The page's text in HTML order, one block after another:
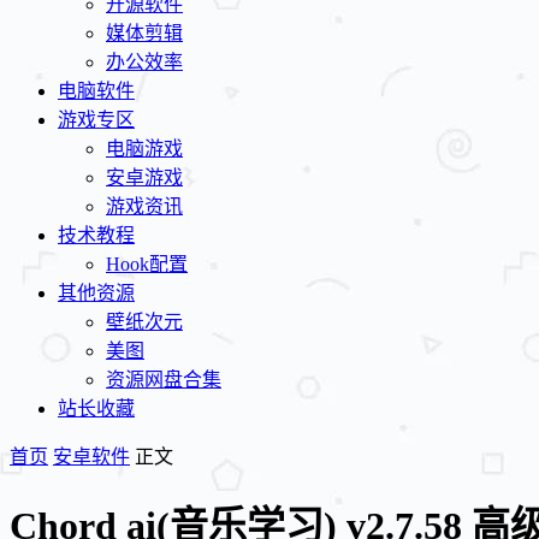
媒体剪辑
办公效率
电脑软件
游戏专区
电脑游戏
安卓游戏
游戏资讯
技术教程
Hook配置
其他资源
壁纸次元
美图
资源网盘合集
站长收藏
首页 安卓软件 正文
Chord ai(音乐学习) v2.7.58 高